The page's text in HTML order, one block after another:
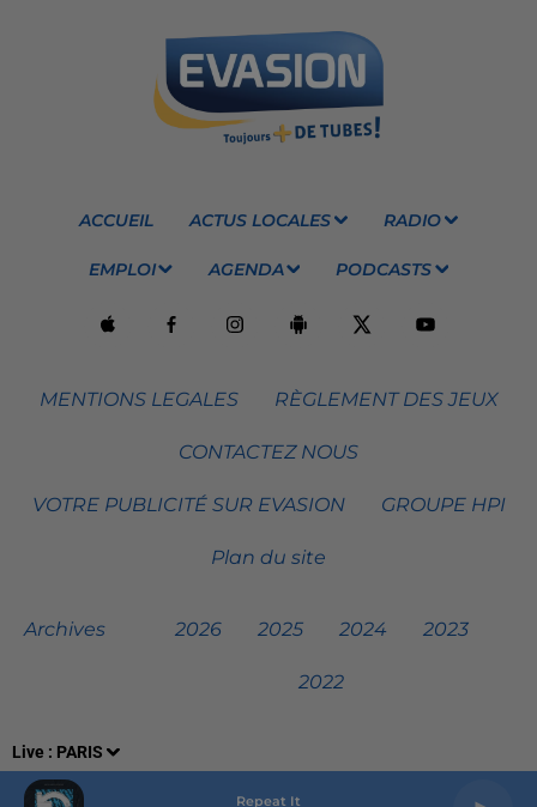
Live : PARIS
Repeat It
ACCUEIL ACTUS LOCALES RADIO
EMPLOI AGENDA PODCASTS
MENTIONS LEGALES RÈGLEMENT DES JEUX
CONTACTEZ NOUS
VOTRE PUBLICITÉ SUR EVASION GROUPE HPI
Plan du site
Archives 2026 2025 2024 2023
2022